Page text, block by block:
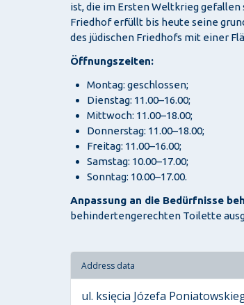
ist, die im Ersten Weltkrieg gefallen
Friedhof erfüllt bis heute seine
des jüdischen Friedhofs mit einer
Öffnungszeiten:
Montag: geschlossen;
Dienstag: 11.00–16.00;
Mittwoch: 11.00–18.00;
Donnerstag: 11.00–18.00;
Freitag: 11.00–16.00;
Samstag: 10.00–17.00;
Sonntag: 10.00–17.00.
Anpassung an die Bedürfnisse
behindertengerechten Toilette
Address data
ul. księcia Józefa